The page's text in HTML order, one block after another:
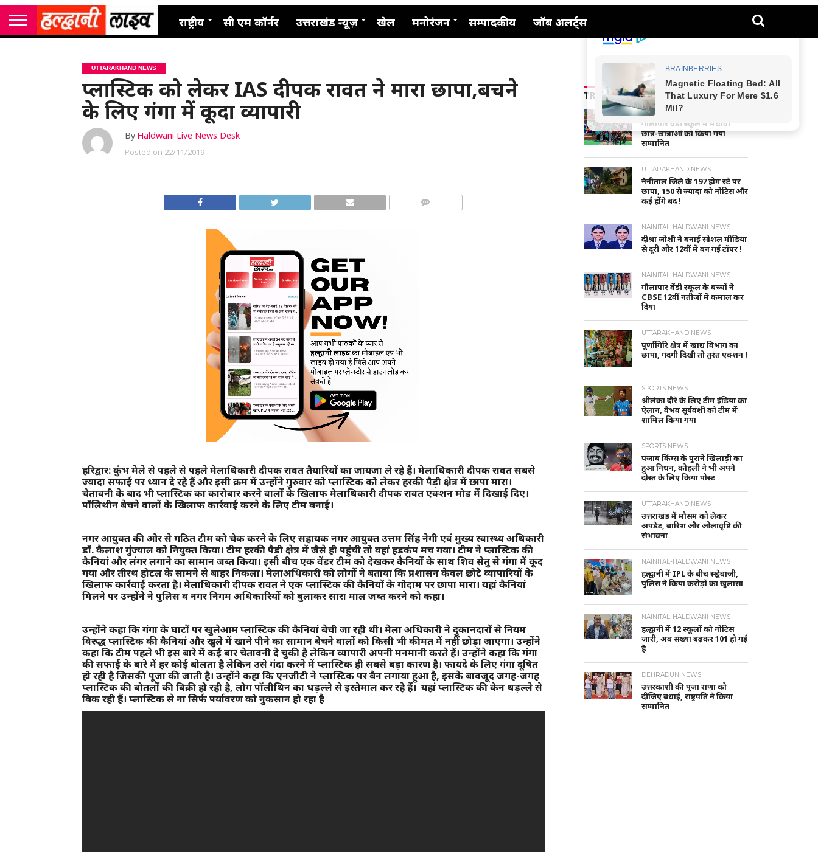
राष्ट्रीय सी एम कॉर्नर उत्तराखंड न्यूज़ खेल मनोरंजन सम्पादकीय जॉब अलर्ट्स
UTTARAKHAND NEWS
प्लास्टिक को लेकर IAS दीपक रावत ने मारा छापा,बचने
के लिए गंगा में कूदा व्यापारी
By Haldwani Live News Desk
Posted on 22/11/2019
हरिद्वार: कुंभ मेले से पहले से पहले मेलाधिकारी दीपक रावत तैयारियों का जायजा ले रहे हैं। मेलाधिकारी दीपक रावत सबसे
ज्यादा सफाई पर ध्यान दे रहे हैं और इसी क्रम में उन्होंने गुरुवार को प्लास्टिक को लेकर हरकी पैड़ी क्षेत्र में छापा मारा।
चेतावनी के बाद भी प्लास्टिक का कारोबार करने वालों के खिलाफ मेलाधिकारी दीपक रावत एक्शन मोड में दिखाई दिए।
पॉलिथीन बेचने वालों के खिलाफ कार्रवाई करने के लिए टीम बनाई।
नगर आयुक्त की ओर से गठित टीम को चेक करने के लिए सहायक नगर आयुक्त उत्तम सिंह नेगी एवं मुख्य स्वास्थ्य अधिकारी
डॉ. कैलाश गुंज्याल को नियुक्त किया। टीम हरकी पैड़ी क्षेत्र में जैसे ही पहुंची तो वहां हड़कंप मच गया। टीम ने प्लास्टिक की
कैनियां और लंगर लगाने का सामान जब्त किया। इसी बीच एक वेंडर टीम को देखकर कैनियों के साथ शिव सेतु से गंगा में कूद
गया और तीरथ होटल के सामने से बाहर निकला। मेलाअधिकारी को लोगों ने बताया कि प्रशासन केवल छोटे व्यापारियों के
खिलाफ कार्रवाई करता है। मेलाधिकारी दीपक रावत ने एक प्लास्टिक की कैनियों के गोदाम पर छापा मारा। यहां कैनियां
मिलने पर उन्होंने ने पुलिस व नगर निगम अधिकारियों को बुलाकर सारा माल जब्त करने को कहा।
उन्होंने कहा कि गंगा के घाटों पर खुलेआम प्लास्टिक की कैनियां बेची जा रही थी। मेला अधिकारी ने दुकानदारों से नियम
विरुद्ध प्लास्टिक की कैनियां और खुले में खाने पीने का सामान बेचने वालों को किसी भी कीमत में नहीं छोड़ा जाएगा। उन्होंने
कहा कि टीम पहले भी इस बारे में कई बार चेतावनी दे चुकी है लेकिन व्यापारी अपनी मनमानी करते हैं। उन्होंने कहा कि गंगा
की सफाई के बारे में हर कोई बोलता है लेकिन उसे गंदा करने में प्लास्टिक ही सबसे बड़ा कारण है। फायदे के लिए गंगा दूषित
हो रही है जिसकी पूजा की जाती है। उन्होंने कहा कि एनजीटी ने प्लास्टिक पर बैन लगाया हुआ है, इसके बावजूद जगह-जगह
प्लास्टिक की बोतलों की बिक्री हो रही है, लोग पॉलीथिन का धड़ल्ले से इस्तेमाल कर रहे हैं। यहां प्लास्टिक की केन धड़ल्ले से
बिक रही हैं। प्लास्टिक से ना सिर्फ पर्यावरण को नुकसान हो रहा है
TRENDING NEWS
NAINITAL-HALDWANI NEWS
गौलापार वैंडी स्कूल में मेधावी
छात्र-छात्राओं को किया गया
सम्मानित
UTTARAKHAND NEWS
नैनीताल जिले के 197 होम स्टे पर
छापा, 150 से ज्यादा को नोटिस और
कई होंगे बंद !
NAINITAL-HALDWANI NEWS
दीश्रा जोशी ने बनाई सोशल मीडिया
से दूरी और 12वीं में बन गई टॉपर !
NAINITAL-HALDWANI NEWS
गौलापार वेंडी स्कूल के बच्चों ने
CBSE 12वीं नतीजों में कमाल कर
दिया
UTTARAKHAND NEWS
पूर्णागिरि क्षेत्र में खाद्य विभाग का
छापा, गंदगी दिखी तो तुरंत एक्शन !
SPORTS NEWS
श्रीलंका दौरे के लिए टीम इंडिया का
ऐलान, वैभव सूर्यवंशी को टीम में
शामिल किया गया
SPORTS NEWS
पंजाब किंग्स के पुराने खिलाड़ी का
हुआ निधन, कोहली ने भी अपने
दोस्त के लिए किया पोस्ट
UTTARAKHAND NEWS
उत्तराखंड में मौसम को लेकर
अपडेट, बारिश और ओलावृष्टि की
संभावना
NAINITAL-HALDWANI NEWS
हल्द्वानी में IPL के बीच सट्टेबाजी,
पुलिस ने किया करोड़ों का खुलासा
NAINITAL-HALDWANI NEWS
हल्द्वानी में 12 स्कूलों को नोटिस
जारी, अब संख्या बढ़कर 101 हो गई
है
DEHRADUN NEWS
उत्तरकाशी की पूजा राणा को
दीजिए बधाई, राष्ट्रपति ने किया
सम्मानित